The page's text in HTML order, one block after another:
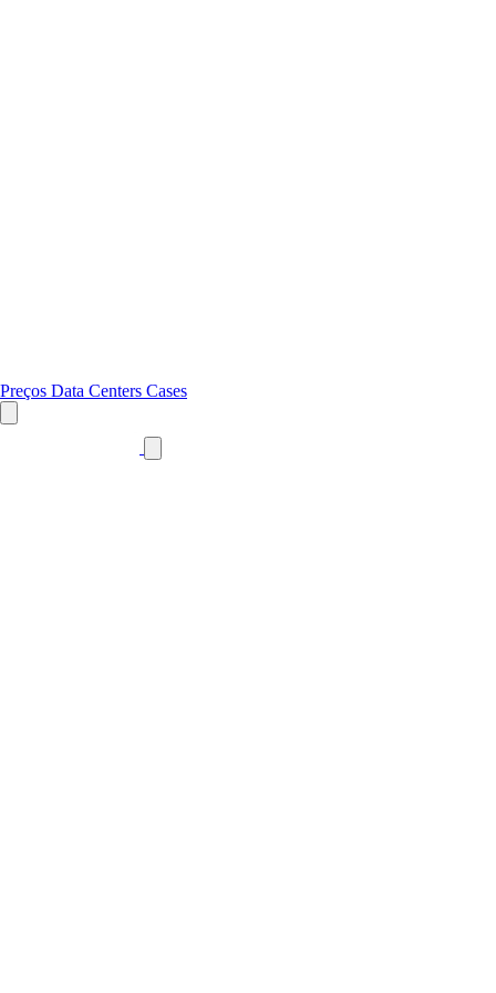
Preços Data Centers Cases